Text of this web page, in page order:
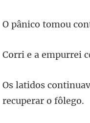
mpurrei